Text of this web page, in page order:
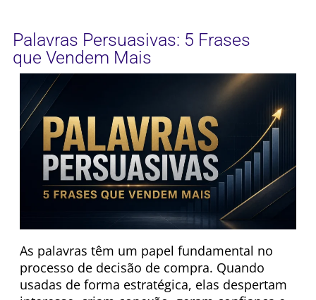
Palavras Persuasivas: 5 Frases
que Vendem Mais
As palavras têm um papel fundamental no
processo de decisão de compra. Quando
usadas de forma estratégica, elas despertam